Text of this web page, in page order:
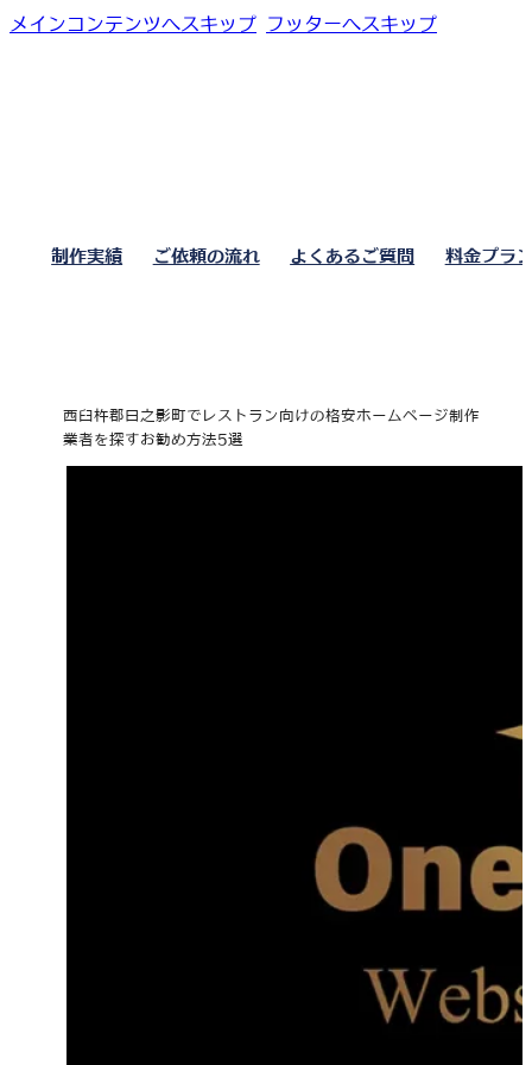
メインコンテンツへスキップ フッターへスキップ
制作実績 ご依頼の流れ よくあるご質問 料金プラ
西臼杵郡日之影町でレストラン向けの格安ホームページ制作
業者を探すお勧め方法5選